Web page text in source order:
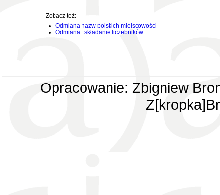
Zobacz też:
Odmiana nazw polskich miejscowości
Odmiana i składanie liczebników
Opracowanie: Zbigniew